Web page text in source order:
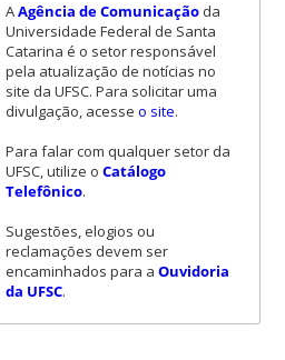
AAgência de Comunicaçãoda
Universidade Federal de Santa
Catarina é o setor responsável
pela atualização de notícias no
site da UFSC. Para solicitar uma
divulgação, acesse o site.
Para falar com qualquer setor da
UFSC, utilize o Catálogo
Telefônico.
Sugestões, elogios ou
reclamações devem ser
encaminhados para a Ouvidoria
da UFSC.